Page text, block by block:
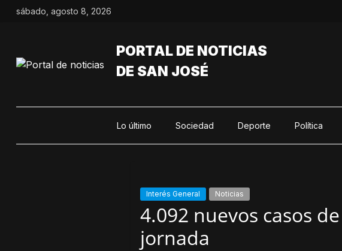
Saltarsábado, agosto 8, 2026
PORTAL DE NOTICIAS
DE SAN JOSÉ
Lo último Sociedad Deporte Política
Interés General Noticias
4.092 nuevos casos
jornada